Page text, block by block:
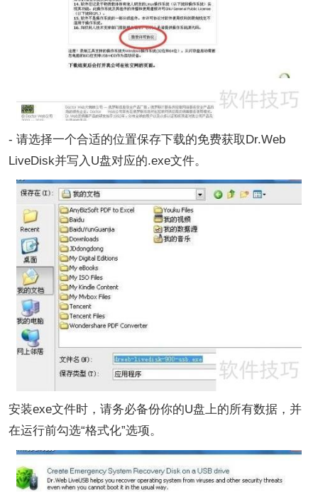
- 请选择一个合适的位置保存下载的免费获取Dr.Web
LiveDisk并写入U盘对应的.exe文件。
安装exe文件时，请务必备份你的U盘上的所有数据，并
在运行前勾选“格式化”选项。